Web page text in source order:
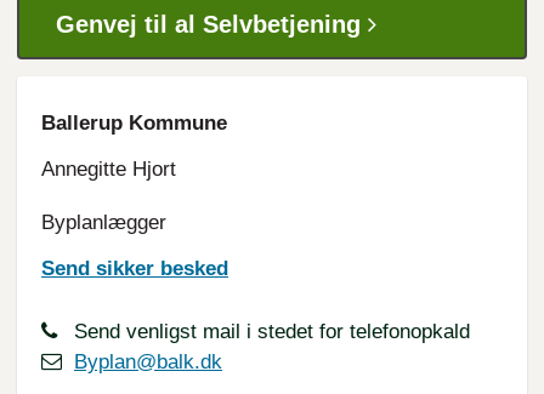
Genvej til al Selvbetjening
Ballerup Kommune
Annegitte Hjort
Byplanlægger
Send sikker besked
Send venligst mail i stedet for telefonopkald
Byplan@balk.dk